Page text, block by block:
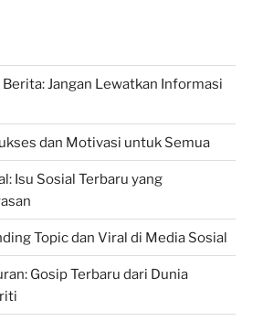
Jangan Lewatkan Informasi
dan Motivasi untuk Semua
Isu Sosial Terbaru yang
Topic dan Viral di Media Sosial
Gosip Terbaru dari Dunia